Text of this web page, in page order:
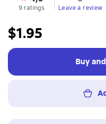
9 ratings Leave a review
$1.95
Buy